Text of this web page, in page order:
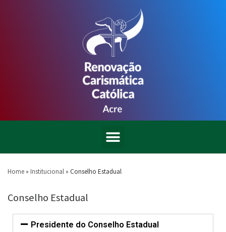
Home » Institucional » Conselho Estadual
Conselho Estadual
Presidente do Conselho Estadual